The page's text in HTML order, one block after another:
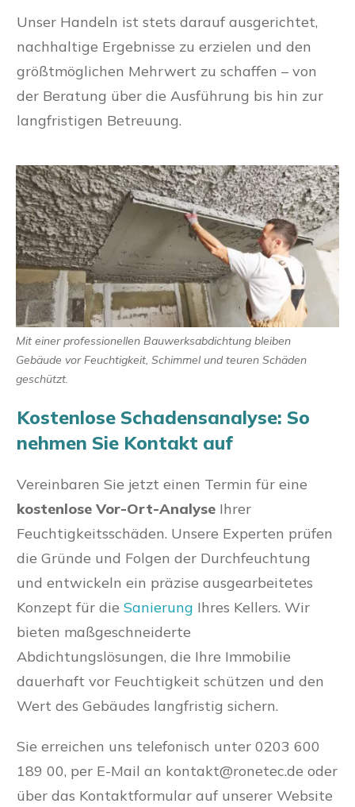
Unser Handeln ist stets darauf ausgerichtet,
nachhaltige Ergebnisse zu erzielen und den
größtmöglichen Mehrwert zu schaffen – von
der Beratung über die Ausführung bis hin zur
langfristigen Betreuung.
Mit einer professionellen Bauwerksabdichtung bleiben
Gebäude vor Feuchtigkeit, Schimmel und teuren Schäden
geschützt.
Kostenlose Schadensanalyse: So
nehmen Sie Kontakt auf
Vereinbaren Sie jetzt einen Termin für eine
kostenlose Vor-Ort-Analyse Ihrer
Feuchtigkeitsschäden. Unsere Experten prüfen
die Gründe und Folgen der Durchfeuchtung
und entwickeln ein präzise ausgearbeitetes
Konzept für die Sanierung Ihres Kellers. Wir
bieten maßgeschneiderte
Abdichtungslösungen, die Ihre Immobilie
dauerhaft vor Feuchtigkeit schützen und den
Wert des Gebäudes langfristig sichern.
Sie erreichen uns telefonisch unter 0203 600
189 00, per E-Mail an kontakt@ronetec.de oder
über das Kontaktformular auf unserer Website